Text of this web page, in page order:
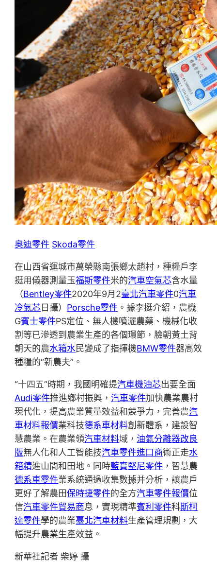
奧迪零件 Skoda零件
在山西省運城市萬榮縣南張鄉太趙村，種糧戶李
挺用儀器測量玉福斯零件米的汽車空氣芯含水量
（Bentley零件2020年9月2臺北汽車零件0汽車
冷氣芯日攝） Porsche零件 。據李挺介紹，農機
G賓士零件PS定位、無人機噴灑農藥、機械化收
割等已滲透到農業生產的各個環節，臉朝黃土背
朝天的農水箱水民變成了指揮機BMW零件器高效
種糧的“新農夫”。
“十四五”時期，我國明確提汽車機油芯出要全面
Audi零件推進鄉村振興，汽車零件加快農業農村
現代化，提高農業質量效益和競爭力，完善農汽
車材料報價業科技德系車材料創新體系，建設智
慧農業。在農業領汽車材料域， 油氣分離器改良
版無人化和人工智能技汽車零件進口商術正走水
箱精進山間和田地。同時藍寶堅尼零件 ，智慧農
德系車零件業系統通過收集數據并分析，讓農戶
更好了解農田保時捷零件的全方汽車零件報價位
信汽車零件貿易商息，實現精準賓利零件科斯柯
達零件學的農業臺北汽車材料生產管理規劃，大
幅提升農業生產效益。
新華社記者 柴婷 攝